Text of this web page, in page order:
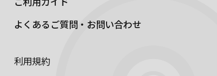
よくあるご質問・お問い合わせ
利用規約